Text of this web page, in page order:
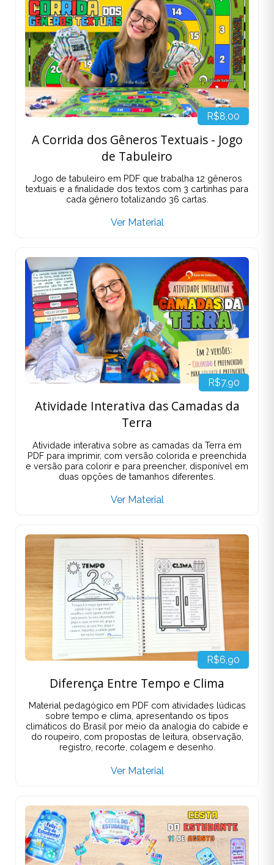
R$8,00
A Corrida dos Gêneros Textuais - Jogo
de Tabuleiro
Jogo de tabuleiro em PDF que trabalha 12 gêneros
textuais e a finalidade dos textos com 3 cartinhas para
cada gênero totalizando 36 cartas.
Ver Material
R$7,90
Atividade Interativa das Camadas da
Terra
Atividade interativa sobre as camadas da Terra em
PDF para imprimir, com versão colorida e preenchida
e versão para colorir e para preencher, disponível em
duas opções de tamanhos diferentes.
Ver Material
R$6,90
Diferença Entre Tempo e Clima
Material pedagógico em PDF com atividades lúdicas
sobre tempo e clima, apresentando os tipos
climáticos do Brasil por meio da analogia do cabide e
do roupeiro, com propostas de leitura, observação,
registro, recorte, colagem e desenho.
Ver Material